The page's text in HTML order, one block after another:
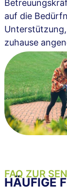
auf die
zuhause
FAQ ZUR
HÄUFIGE